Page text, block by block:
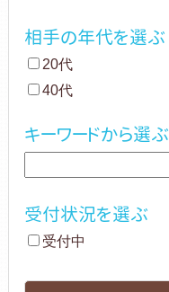
相手の年代を選ぶ
20代
40代
キーワードから選ぶ
受付状況を選ぶ
受付中